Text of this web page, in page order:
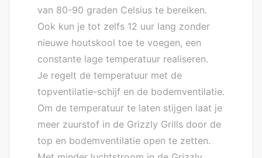
van 80-90 graden Celsius te bereiken.
Ook kun je tot zelfs 12 uur lang zonder
nieuwe houtskool toe te voegen, een
constante lage temperatuur realiseren.
Je regelt de temperatuur met de
topventilatie-schijf en de bodemventilatie.
Om de temperatuur te laten stijgen laat je
meer zuurstof in de Grizzly Grills door de
top en bodemventilatie open te zetten.